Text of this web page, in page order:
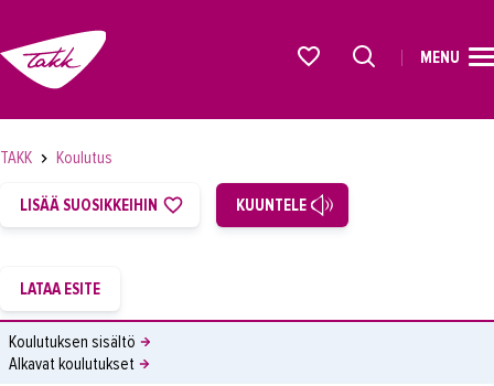
YRITYKSILLE
AJANKOHTAISTA
OMA TAKK
MENU
TAKK Koulutus
LISÄÄ SUOSIKKEIHIN KUUNTELE
Koulutuksen sisältö
Alkavat koulutukset